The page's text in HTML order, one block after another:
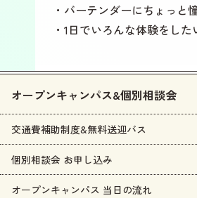
・バーテンダーにちょっと
・1日でいろんな体験をし
オープンキャンパス&個別相談会
交通費補助制度&無料送迎バス
個別相談会 お申し込み
オープンキャンパス 当日の流れ